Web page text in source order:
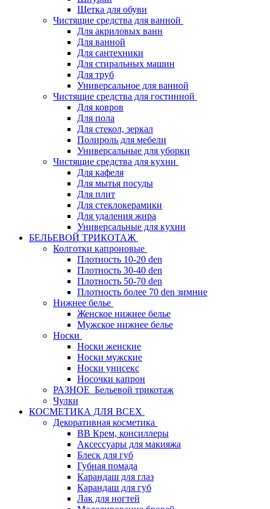
Щетка для обуви
Чистящие средства для ванной
Для акриловых ванн
Для ванной
Для сантехники
Для стиральных машин
Для труб
Универсальное для ванной
Чистящие средства для гостинной
Для ковров
Для пола
Для стекол, зеркал
Полироль для мебели
Универсальные для уборки
Чистящие средства для кухни
Для кафеля
Для мытья посуды
Для плит
Для стеклокерамики
Для удаления жира
Универсальные для кухни
БЕЛЬЕВОЙ ТРИКОТАЖ
Колготки капроновые
Плотность 10-20 den
Плотность 30-40 den
Плотность 50-70 den
Плотность более 70 den зимние
Нижнее белье
Женское нижнее белье
Мужское нижнее белье
Носки
Носки женские
Носки мужские
Носки унисекс
Носочки капрон
РАЗНОЕ_Бельевой трикотаж
Чулки
КОСМЕТИКА ДЛЯ ВСЕХ
Декоративная косметика
BB Крем, консиллеры
Аксессуары для макияжа
Блеск для губ
Губная помада
Карандаш для глаз
Карандаш для губ
Лак для ногтей